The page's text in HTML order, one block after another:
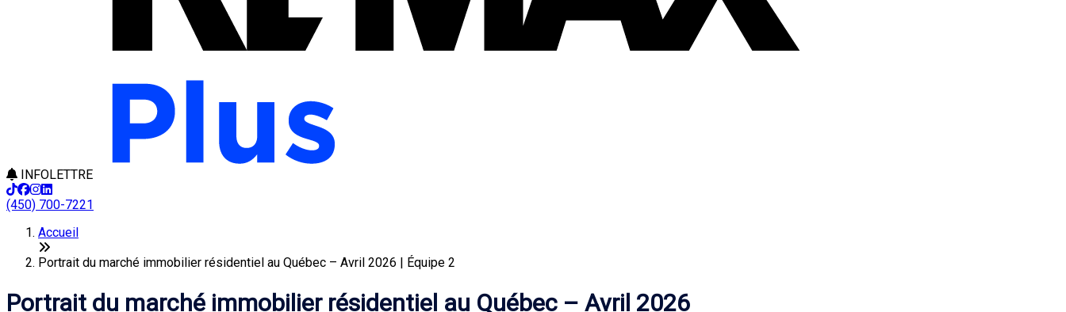
INFOLETTRE
(450) 700-7221
Accueil
Portrait du marché immobilier résidentiel au Québec – Avril 2026 | Équipe 2
Portrait du marché immobilier résidentiel au Québec – Avril 2026